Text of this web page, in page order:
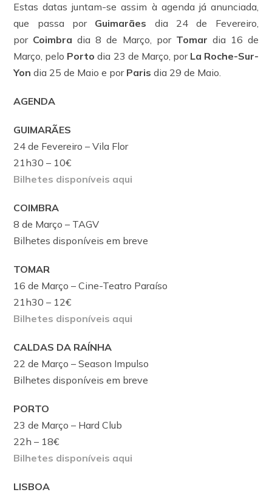
Estas datas juntam-se assim à agenda já anunciada,
que passa por Guimarães dia 24 de Fevereiro,
por Coimbra dia 8 de Março, por Tomar dia 16 de
Março, pelo Porto dia 23 de Março, por La Roche-Sur-
Yon dia 25 de Maio e por Paris dia 29 de Maio.
AGENDA
GUIMARÃES
24 de Fevereiro – Vila Flor
21h30 – 10€
Bilhetes disponíveis aqui
COIMBRA
8 de Março – TAGV
Bilhetes disponíveis em breve
TOMAR
16 de Março – Cine-Teatro Paraíso
21h30 – 12€
Bilhetes disponíveis aqui
CALDAS DA RAÍNHA
22 de Março – Season Impulso
Bilhetes disponíveis em breve
PORTO
23 de Março – Hard Club
22h – 18€
Bilhetes disponíveis aqui
LISBOA